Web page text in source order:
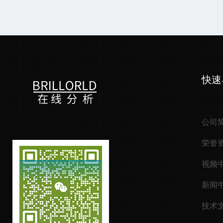
快
公司
荣誉
视频
新闻
技术